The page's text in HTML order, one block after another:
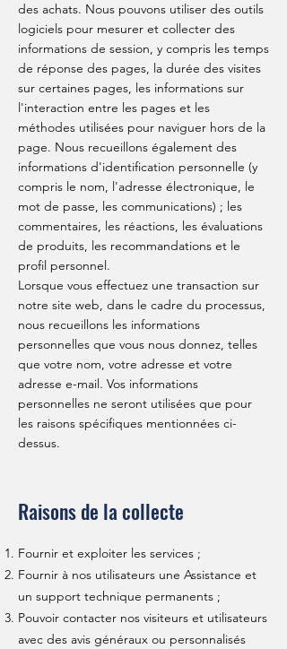
des achats. Nous pouvons utiliser des outils
logiciels pour mesurer et collecter des
informations de session, y compris les temps
de réponse des pages, la durée des visites
sur certaines pages, les informations sur
l'interaction entre les pages et les
méthodes utilisées pour naviguer hors de la
page. Nous recueillons également des
informations d'identification personnelle (y
compris le nom, l'adresse électronique, le
mot de passe, les communications) ; les
commentaires, les réactions, les évaluations
de produits, les recommandations et le
profil personnel.
Lorsque vous effectuez une transaction sur
notre site web, dans le cadre du processus,
nous recueillons les informations
personnelles que vous nous donnez, telles
que votre nom, votre adresse et votre
adresse e-mail. Vos informations
personnelles ne seront utilisées que pour
les raisons spécifiques mentionnées ci-
dessus.
Raisons de la collecte
Fournir et exploiter les services ;
Fournir à nos utilisateurs une Assistance et
un support technique permanents ;
Pouvoir contacter nos visiteurs et utilisateurs
avec des avis généraux ou personnalisés